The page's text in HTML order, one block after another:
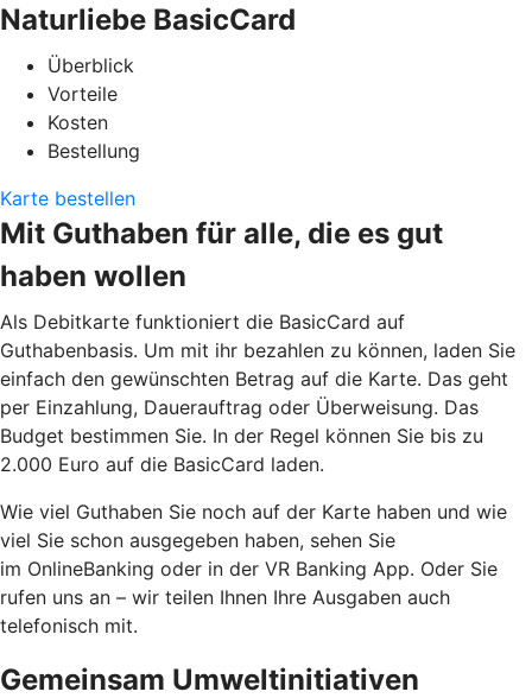
Naturliebe BasicCard
Überblick
Vorteile
Kosten
Bestellung
Karte bestellen
Mit Guthaben für alle, die es gut
haben wollen
Als Debitkarte funktioniert die BasicCard auf
Guthabenbasis. Um mit ihr bezahlen zu können, laden Sie
einfach den gewünschten Betrag auf die Karte. Das geht
per Einzahlung, Dauerauftrag oder Überweisung. Das
Budget bestimmen Sie. In der Regel können Sie bis zu
2.000 Euro auf die BasicCard laden.
Wie viel Guthaben Sie noch auf der Karte haben und wie
viel Sie schon ausgegeben haben, sehen Sie
im OnlineBanking oder in der VR Banking App. Oder Sie
rufen uns an – wir teilen Ihnen Ihre Ausgaben auch
telefonisch mit.
Gemeinsam Umweltinitiativen